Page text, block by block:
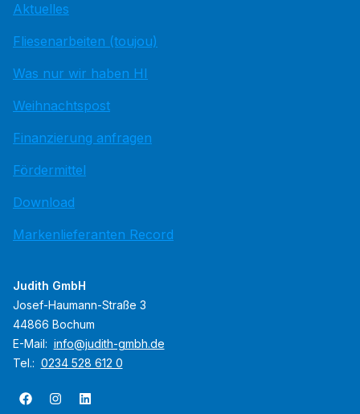
Aktuelles
Fliesenarbeiten (toujou)
Was nur wir haben HI
Weihnachtspost
Finanzierung anfragen
Fördermittel
Download
Markenlieferanten Record
Judith GmbH
Josef-Haumann-Straße 3
44866 Bochum
E-Mail: info@judith-gmbh.de
Tel.: 0234 528 612 0